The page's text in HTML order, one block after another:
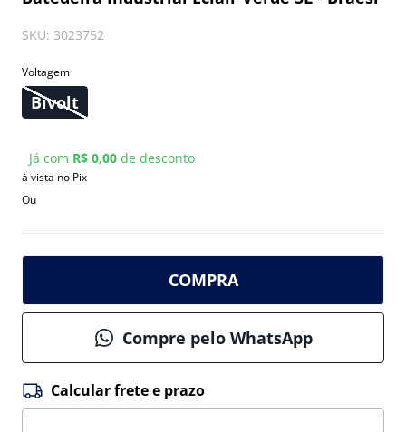
SKU: 3023752
Voltagem
Bivolt
Já com R$ 0,00 de desconto
à vista no Pix
Ou
COMPRA
Compre pelo WhatsApp